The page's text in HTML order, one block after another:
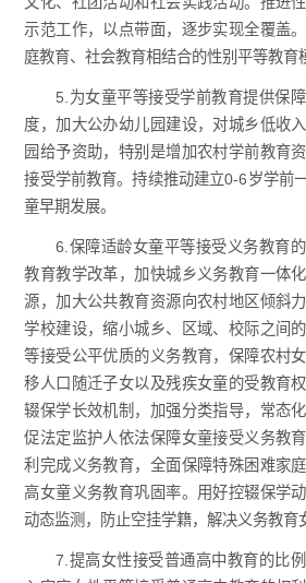
示范工作，以点带面，逐步实现全覆盖
庭教育、社会教育相结合的性别平等教育
5.为女童平等接受学前教育提供保障
度，加大公办幼儿园建设，对城乡低收
园给予资助，特别是增加农村学前教育
接受学前教育。持续推动建立0-6岁学前
童早期发展。
6.保障适龄女童平等接受义务教育的
教育教学改革，加快城乡义务教育一体
源，加大公共教育资源向农村地区倾斜
学校建设，缩小城乡、区域、校际之间
等接受公平优质的义务教育，保障农村
移人口随迁子女以及残疾女童的受教育
辍保学长效机制，加强分类指导，常态
促法定监护人依法保障女童接受义务教
利完成义务教育，全面保障特殊困难家
高女童义务教育巩固率。用好控辍保学
动态监测，防止空挂学籍，解决义务教育
7.提高女性接受普通高中教育的比例